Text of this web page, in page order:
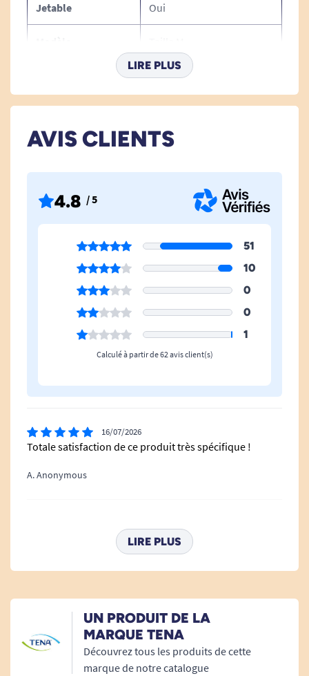
Jetable Oui
Slip absorbant
Indicateur
Non
Oui
Taille Incontinence
LIRE PLUS
AVIS CLIENTS
4.8 / 5
51
10
0
0
1
Calculé à partir de 62 avis client(s)
16/07/2026
Totale satisfaction de ce produit très spécifique !
A. Anonymous
11/06/2025
Produit correspondant bien aux critères demandés
LIRE PLUS
UN PRODUIT DE LA
MARQUE TENA
Découvrez tous les produits de cette
marque de notre catalogue